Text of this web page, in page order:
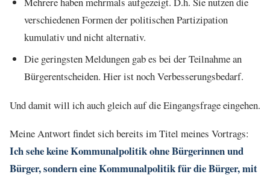
verschiedenen Formen der politischen Partizipation
kumulativ und nicht alternativ.
Die geringsten Meldungen gab es bei der Teilnahme an
Bürgerentscheiden. Hier ist noch Verbesserungsbedarf.
Und damit will ich auch gleich auf die Eingangsfrage eingehen.
Meine Antwort findet sich bereits im Titel meines Vortrags:
Ich sehe keine Kommunalpolitik ohne Bürgerinnen und
Bürger, sondern eine Kommunalpolitik für die Bürger, mit